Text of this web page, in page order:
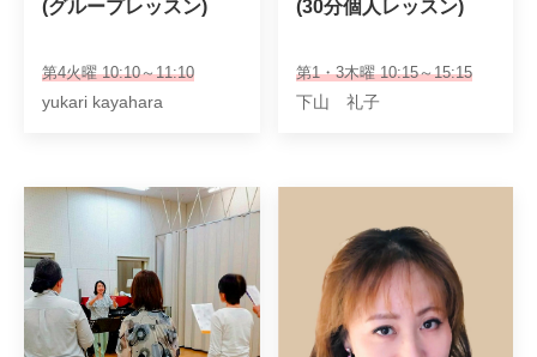
(グループレッスン)
第4火曜 10:10～11:10
yukari kayahara
(30分個人レッスン)
第1・3木曜 10:15～15:15
下山 礼子